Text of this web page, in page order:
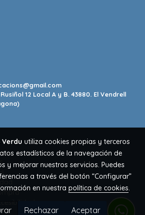
12 Local A y B. 43880. El Vendrell
Verdu utiliza cookies propias y terceros
estadísticos de la navegación de
y mejorar nuestros servicios. Puedes
a través del botón “Configurar”
en nuestra política de cookies.
Rechazar Aceptar